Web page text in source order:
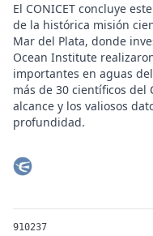
El CONICET concluye
de la histórica misión
Mar del Plata, donde
Ocean Institute
importantes en aguas
más de 30 científicos del
alcance y los valiosos
profundidad.
Durante la última
la madrugada hasta las
submarino ROV
910237